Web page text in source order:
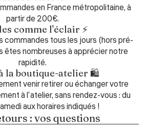
en France métropolitaine, à
partir de 200€.
comme l'éclair ⚡
commandes tous les jours (hors pré-
êtes nombreuses à apprécier notre
rapidité.
la boutique-atelier 🛍️
venir retirer ou échanger votre
à l’atelier, sans rendez-vous : du
aux horaires indiqués !
: vos questions